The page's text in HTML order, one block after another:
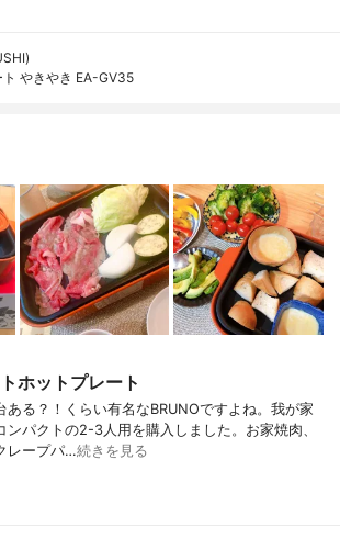
ト やきやき EA-GV35
ホットプレート
ある？！くらい有名なBRUNOですよね。我が家
ンパクトの2-3人用を購入しました。お家焼肉、
レープパ…続きを見る